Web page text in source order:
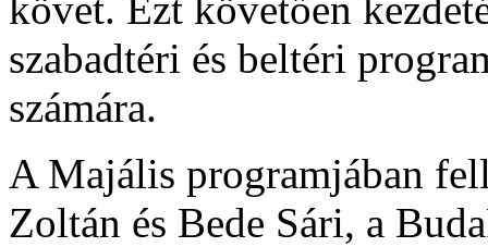
szabadtéri és beltéri
számára.
A Majális programjában
Zoltán és Bede Sári, a